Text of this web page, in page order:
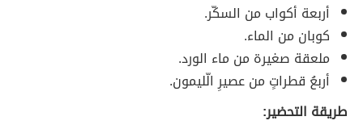
أربعة أكواب من السكّر.
كوبان من الماء.
ملعقة صغيرة من ماء الورد.
أربعُ قطراتٍ من عصيرِ الّليمون.
طريقة التحضير: